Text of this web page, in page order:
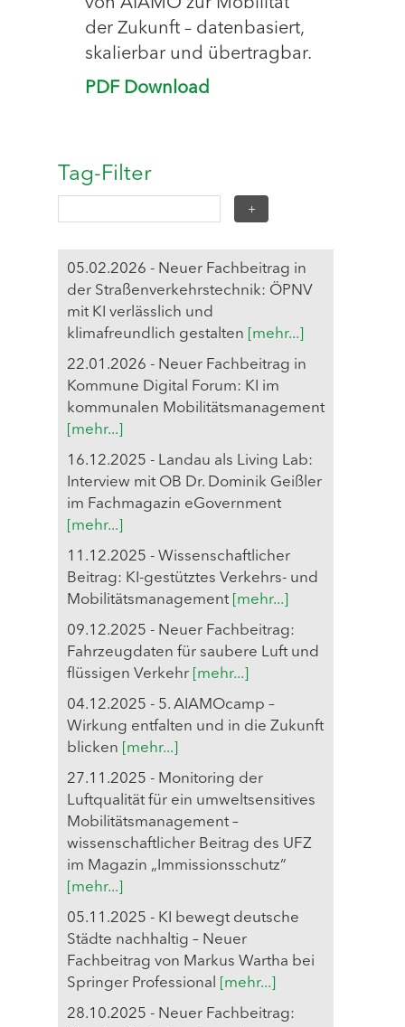
von AIAMO zur Mobilität
der Zukunft – datenbasiert,
skalierbar und übertragbar.
PDF Download
Tag-Filter
05.02.2026 - Neuer Fachbeitrag in
der Straßenverkehrstechnik: ÖPNV
mit KI verlässlich und
klimafreundlich gestalten
[mehr...]
22.01.2026 - Neuer Fachbeitrag in
Kommune Digital Forum: KI im
kommunalen Mobilitätsmanagement
[mehr...]
16.12.2025 - Landau als Living Lab:
Interview mit OB Dr. Dominik Geißler
im Fachmagazin eGovernment
[mehr...]
11.12.2025 - Wissenschaftlicher
Beitrag: KI-gestütztes Verkehrs- und
Mobilitätsmanagement [mehr...]
09.12.2025 - Neuer Fachbeitrag:
Fahrzeugdaten für saubere Luft und
flüssigen Verkehr [mehr...]
04.12.2025 - 5. AIAMOcamp –
Wirkung entfalten und in die Zukunft
blicken
[mehr...]
27.11.2025 - Monitoring der
Luftqualität für ein umweltsensitives
Mobilitätsmanagement –
wissenschaftlicher Beitrag des UFZ
im Magazin „Immissionsschutz“
[mehr...]
05.11.2025 - KI bewegt deutsche
Städte nachhaltig – Neuer
Fachbeitrag von Markus Wartha bei
Springer Professional
[mehr...]
28.10.2025 - Neuer Fachbeitrag: